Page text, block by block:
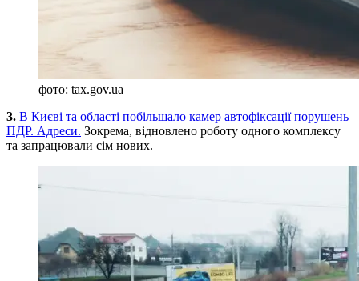
фото: tax.gov.ua
3. В Києві та області побільшало камер автофіксації порушень
ПДР. Адреси. Зокрема, відновлено роботу одного комплексу
та запрацювали сім нових.